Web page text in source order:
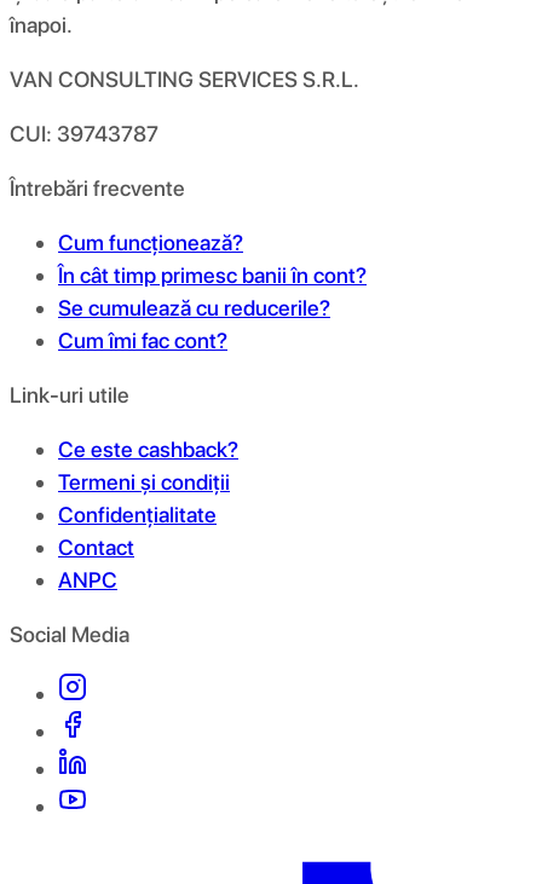
înapoi.
VAN CONSULTING SERVICES S.R.L.
CUI: 39743787
Întrebări frecvente
Cum funcționează?
În cât timp primesc banii în cont?
Se cumulează cu reducerile?
Cum îmi fac cont?
Link-uri utile
Ce este cashback?
Termeni și condiții
Confidențialitate
Contact
ANPC
Social Media